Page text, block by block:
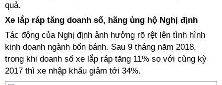
quả.
Xe lắp ráp tăng doanh số, hãng ủng hộ Nghị định
Tác động của Nghị định ảnh hưởng rõ rệt lên tình hình
kinh doanh ngành bốn bánh. Sau 9 tháng năm 2018,
trong khi doanh số xe lắp ráp tăng 11% so với cùng kỳ
2017 thì xe nhập khẩu giảm tới 34%.